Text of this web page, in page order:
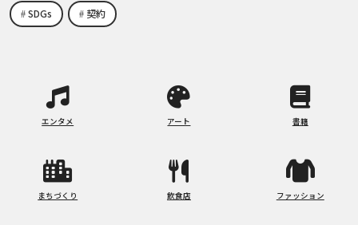
SDGs 契約
エンタメ アート 書籍
まちづくり 飲食店 ファッション